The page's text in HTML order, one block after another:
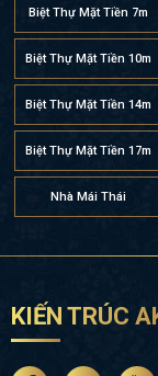
Biệt Thự Mặt Tiền 7m
Biệt Thự Mặt Tiền 10m
Biệt Thự Mặt Tiền 14m
Biệt Thự Mặt Tiền 17m
Nhà Mái Thái
KIẾN TRÚC